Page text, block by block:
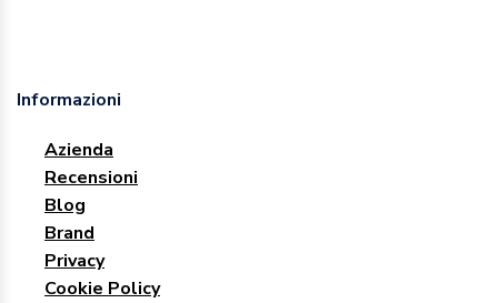
Informazioni
Azienda
Recensioni
Blog
Brand
Privacy
Cookie Policy